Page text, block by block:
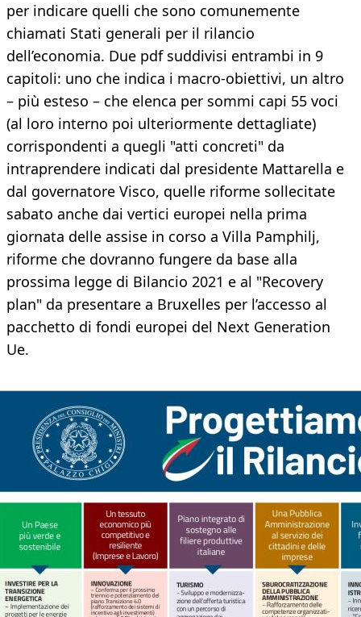
per indicare quelli che sono comunemente
chiamati Stati generali per il rilancio
dell’economia. Due pdf suddivisi entrambi in 9
capitoli: uno che indica i macro-obiettivi, un altro
– più esteso – che elenca per sommi capi 55 voci
(al loro interno poi ulteriormente dettagliate)
corrispondenti a quegli "atti concreti" da
intraprendere indicati dal presidente Mattarella e
dal governatore Visco, quelle riforme sollecitate
sabato anche dai vertici europei nella prima
giornata delle assise in corso a Villa Pamphilj,
riforme che dovranno fungere da base alla
prossima legge di Bilancio 2021 e al "Recovery
plan" da presentare a Bruxelles per l’accesso al
pacchetto di fondi europei del Next Generation
Ue.